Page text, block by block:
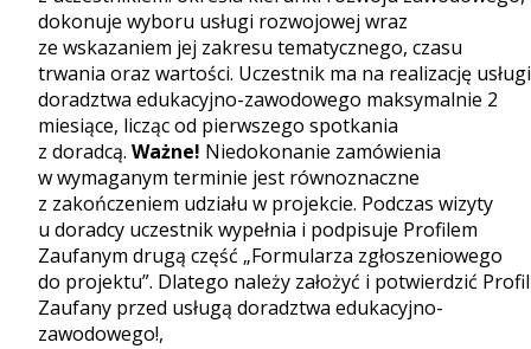
dokonuje wyboru usługi rozwojowej wraz
ze wskazaniem jej zakresu tematycznego, czasu
trwania oraz wartości. Uczestnik ma na realizację usługi
doradztwa edukacyjno-zawodowego maksymalnie 2
miesiące, licząc od pierwszego spotkania
z doradcą. Ważne! Niedokonanie zamówienia
w wymaganym terminie jest równoznaczne
z zakończeniem udziału w projekcie. Podczas wizyty
u doradcy uczestnik wypełnia i podpisuje Profilem
Zaufanym drugą część „Formularza zgłoszeniowego
do projektu”. Dlatego należy założyć i potwierdzić Profil
Zaufany przed usługą doradztwa edukacyjno-
zawodowego!,